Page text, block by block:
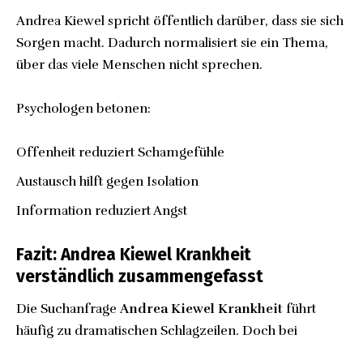
Andrea Kiewel spricht öffentlich darüber, dass sie sich
Sorgen macht. Dadurch normalisiert sie ein Thema,
über das viele Menschen nicht sprechen.
Psychologen betonen:
Offenheit reduziert Schamgefühle
Austausch hilft gegen Isolation
Information reduziert Angst
Fazit: Andrea Kiewel Krankheit
verständlich zusammengefasst
Die Suchanfrage Andrea Kiewel Krankheit führt
häufig zu dramatischen Schlagzeilen. Doch bei